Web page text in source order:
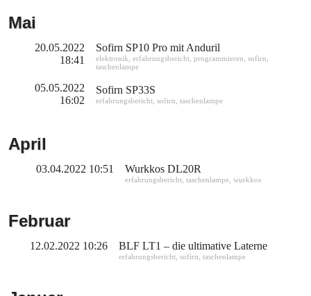
Mai
20.05.2022
18:41
Sofirn SP10 Pro mit Anduril
elektronik erfahrungsbericht, programmieren sofirn
taschenlampe
05.05.2022
16:02
Sofirn SP33S
erfahrungsbericht, sofirn taschenlampe
April
03.04.2022 10:51 Wurkkos DL20R
erfahrungsbericht, taschenlampe, wurkkos
Februar
12.02.2022 10:26 BLF LT1 – die ultimative Laterne
erfahrungsbericht, sofirn taschenlampe